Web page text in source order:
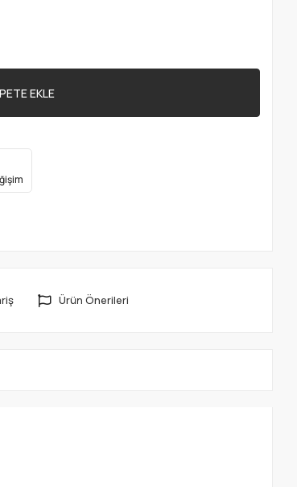
EKLE
Ürün Önerileri